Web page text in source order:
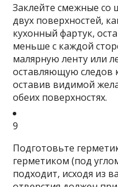
Заклейте смежные со
двух поверхностей,
кухонный фартук,
меньше с каждой
малярную ленту или
оставляющую следов
оставив видимой
обеих поверхностях.
9
Подготовьте
герметиком (под
подходит, исходя из